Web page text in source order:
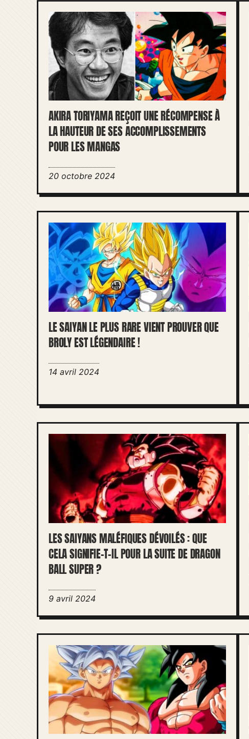
AKIRA TORIYAMA REÇOIT UNE RÉCOMPENSE À
LA HAUTEUR DE SES ACCOMPLISSEMENTS
POUR LES MANGAS
20 octobre 2024
LE SAIYAN LE PLUS RARE VIENT PROUVER QUE
BROLY EST LÉGENDAIRE !
14 avril 2024
LES SAIYANS MALÉFIQUES DÉVOILÉS : QUE
CELA SIGNIFIE-T-IL POUR LA SUITE DE DRAGON
BALL SUPER ?
9 avril 2024